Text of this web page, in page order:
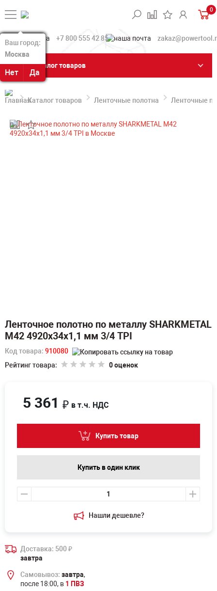
Ваш город:
Москва
Нет Да
Ваш город:
Москва
Нет Да
0
+7 800 555 42 85
Каталог товаров
Каталог товаров Ленточные полотна Ленточные
Ленточное полотно по металлу SHARKMETAL
M42 4920х34х1,1 мм 3/4 TPI
Код товара: 910080
Рейтинг товара:
0 оценок
Нашли дешевле?
5 361 ₽ в т.ч. НДС
Купить товар
Купить в один клик
Доставка: 500₽
завтра
Самовывоз: завтра,
после 18:00, в 1 ПВЗ